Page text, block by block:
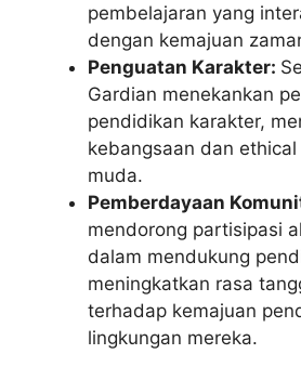
pembelajaran yang
dengan kemajuan
Penguatan Karakter:
Gardian menekankan
pendidikan karakter,
kebangsaan dan
muda.
Pemberdayaan
mendorong partisipasi
dalam mendukung
meningkatkan rasa
terhadap kemajuan
lingkungan mereka.